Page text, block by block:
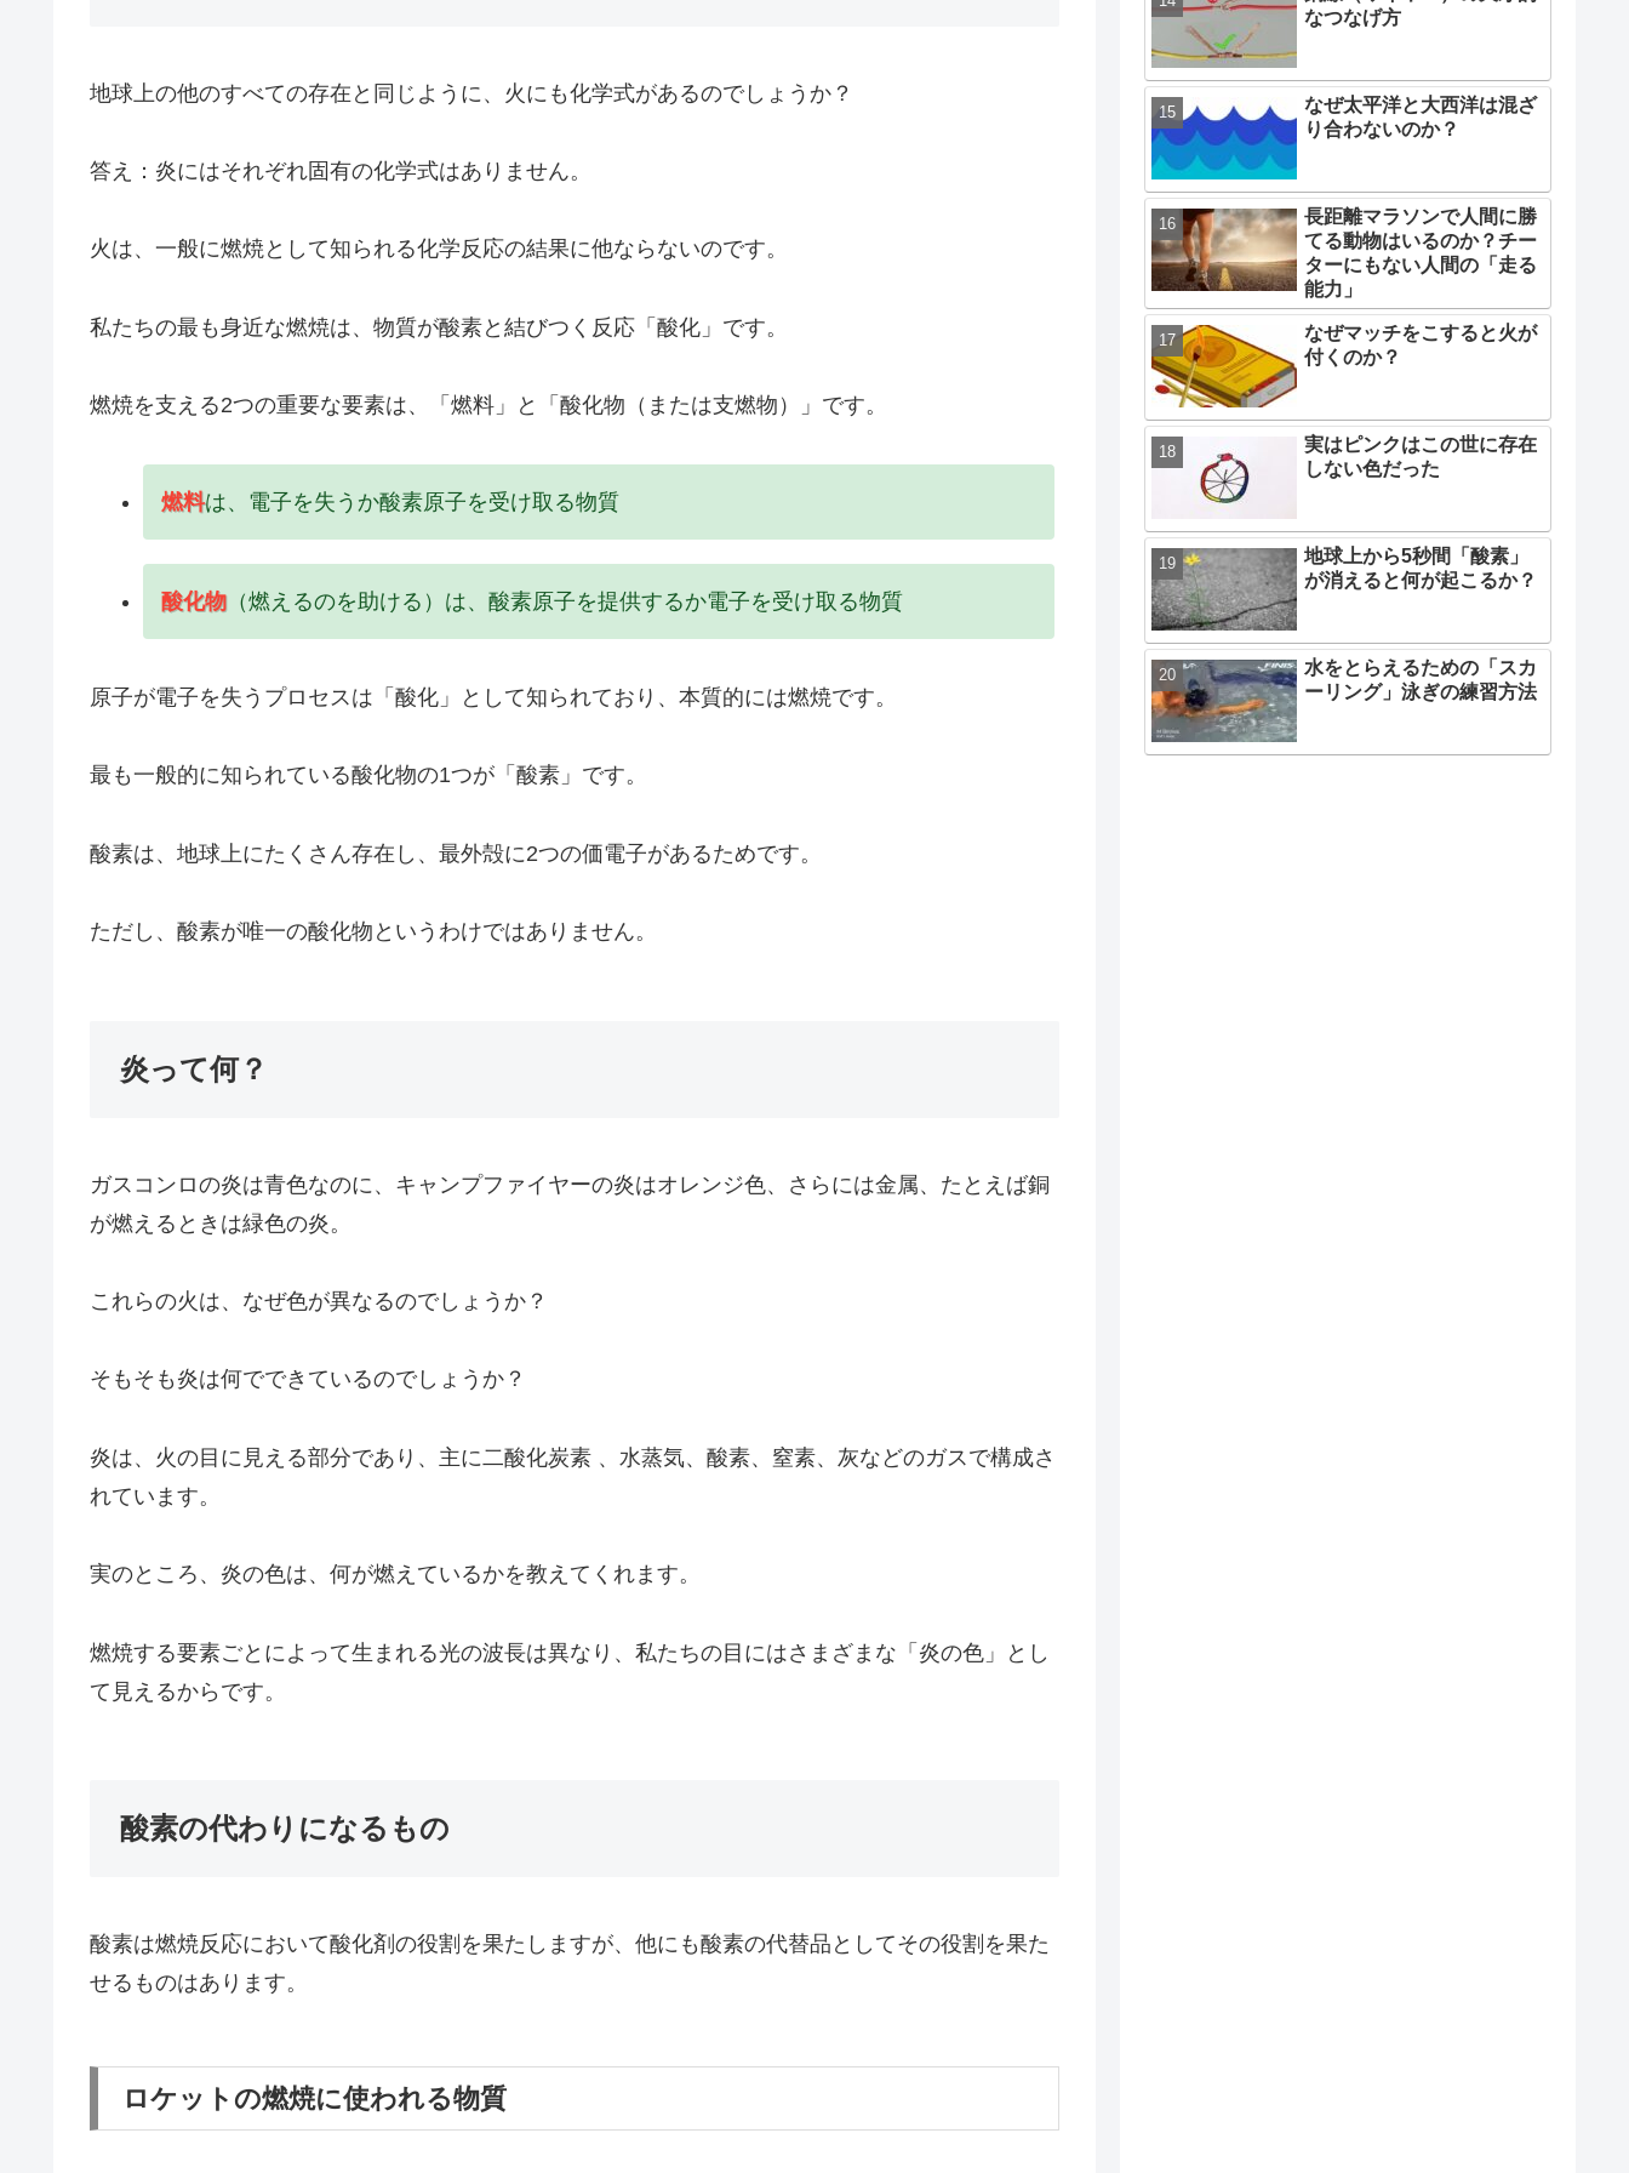
地球上の他のすべての存在と同じように、火にも化学式があるのでしょうか？
答え：炎にはそれぞれ固有の化学式はありません。
火は、一般に燃焼として知られる化学反応の結果に他ならないのです。
私たちの最も身近な燃焼は、物質が酸素と結びつく反応「酸化」です。
燃焼を支える2つの重要な要素は、「燃料」と「酸化物（または支燃物）」です。
燃料は、電子を失うか酸素原子を受け取る物質
酸化物（燃えるのを助ける）は、酸素原子を提供するか電子を受け取る物質
原子が電子を失うプロセスは「酸化」として知られており、本質的には燃焼です。
最も一般的に知られている酸化物の1つが「酸素」です。
酸素は、地球上にたくさん存在し、最外殻に2つの価電子があるためです。
ただし、酸素が唯一の酸化物というわけではありません。
炎って何？
ガスコンロの炎は青色なのに、キャンプファイヤーの炎はオレンジ色、さらには金属、たとえば銅
が燃えるときは緑色の炎。
これらの火は、なぜ色が異なるのでしょうか？
そもそも炎は何でできているのでしょうか？
炎は、火の目に見える部分であり、主に二酸化炭素 、水蒸気、酸素、窒素、灰などのガスで構成さ
れています。
実のところ、炎の色は、何が燃えているかを教えてくれます。
燃焼する要素ごとによって生まれる光の波長は異なり、私たちの目にはさまざまな「炎の色」とし
て見えるからです。
酸素の代わりになるもの
酸素は燃焼反応において酸化剤の役割を果たしますが、他にも酸素の代替品としてその役割を果た
せるものはあります。
ロケットの燃焼に使われる物質
なつなげ方
なぜ太平洋と大西洋は混ざ
り合わないのか？
長距離マラソンで人間に勝
てる動物はいるのか？チー
ターにもない人間の「走る
能力」
なぜマッチをこすると火が
付くのか？
実はピンクはこの世に存在
しない色だった
地球上から5秒間「酸素」
が消えると何が起こるか？
水をとらえるための「スカ
ーリング」泳ぎの練習方法